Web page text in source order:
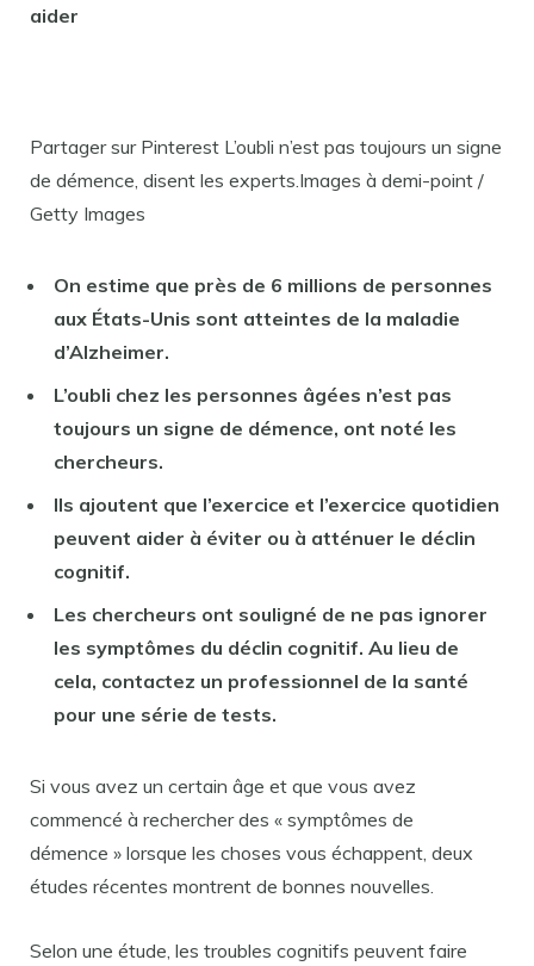
aider
Partager sur Pinterest L’oubli n’est pas toujours un signe
de démence, disent les experts.Images à demi-point /
Getty Images
On estime que près de 6 millions de personnes
aux États-Unis sont atteintes de la maladie
d’Alzheimer.
L’oubli chez les personnes âgées n’est pas
toujours un signe de démence, ont noté les
chercheurs.
Ils ajoutent que l’exercice et l’exercice quotidien
peuvent aider à éviter ou à atténuer le déclin
cognitif.
Les chercheurs ont souligné de ne pas ignorer
les symptômes du déclin cognitif. Au lieu de
cela, contactez un professionnel de la santé
pour une série de tests.
Si vous avez un certain âge et que vous avez
commencé à rechercher des « symptômes de
démence » lorsque les choses vous échappent, deux
études récentes montrent de bonnes nouvelles.
Selon une étude, les troubles cognitifs peuvent faire